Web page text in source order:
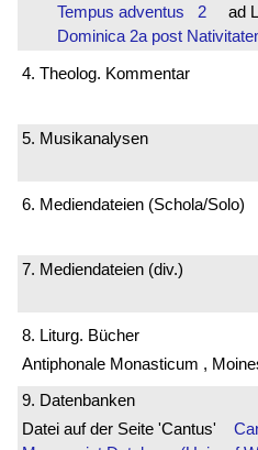
Tempus adventus 2 ad
Dominica 2a post
4. Theolog. Kommentar
5. Musikanalysen
6. Mediendateien (Schola/Solo)
7. Mediendateien (div.)
8. Liturg. Bücher
Antiphonale Monasticum ,
9. Datenbanken
Datei auf der Seite 'Cantus'